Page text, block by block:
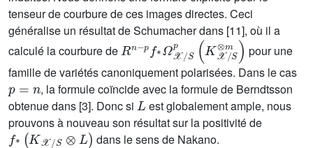
tenseur de courbure de ces images directes. Ceci
généralise un résultat de Schumacher dans [11], où il a
calculé la courbure de
R n-
pf *Ω𝒳/Sp(K𝒳/S⊗m
pour une
famille de variétés canoniquement polarisées. Dans le cas
p=n
, la formule coïncide avec la formule de Berndtsson
obtenue dans [3]. Donc si
L
est globalement ample, nous
prouvons à nouveau son résultat sur la positivité de
f*(K𝒳/S⊗L)
dans le sens de Nakano.